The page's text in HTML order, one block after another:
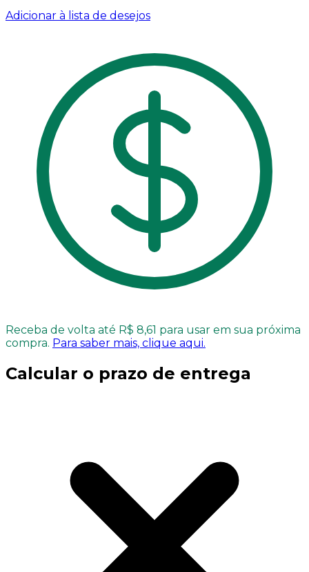
Adicionar à lista de desejos
Receba de volta até R$ 8,61 para usar em sua próxima
compra. Para saber mais, clique aqui.
Calcular o prazo de entrega